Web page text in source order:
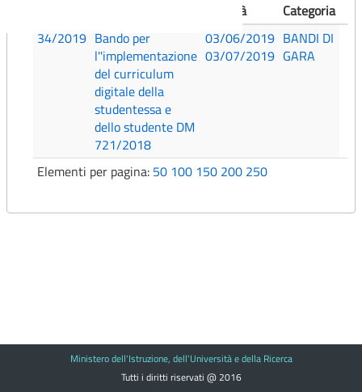
Validità
Categoria
34/2019 Bando per
l''implementazione
del curriculum
digitale della
studentessa e
dello studente DM
721/2018
03/06/2019
03/07/2019
BANDI DI
GARA
Elementi per pagina: 50 100 150 200 250
Ministero dell'Istruzione, dell'Università e della Ricerca
Tutti i diritti riservati @ 2016